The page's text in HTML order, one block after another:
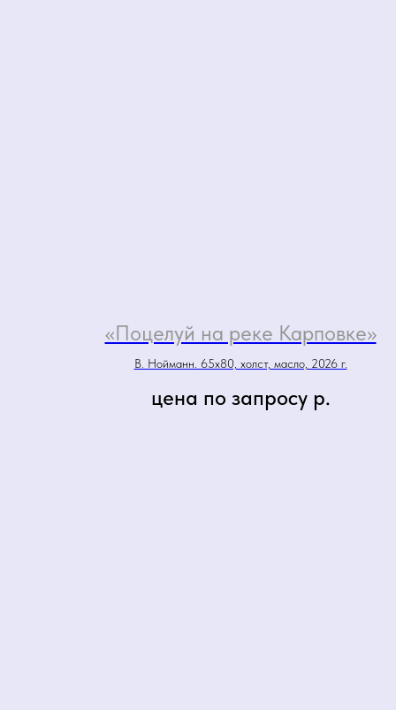
«Поцелуй на реке Карповке»
В. Нойманн. 65х80, холст, масло, 2026 г.
цена по запросу р.